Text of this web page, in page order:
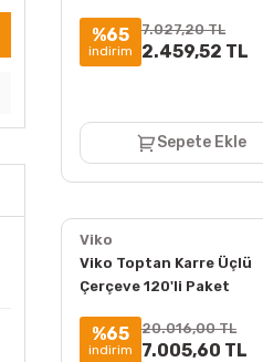
%65
indirim
7.027,20 TL
2.459,52 TL
Sepete Ekle
Viko
Viko Toptan Karre Üçlü
Çerçeve 120'li Paket
%65
indirim
20.016,00 TL
7.005,60 TL